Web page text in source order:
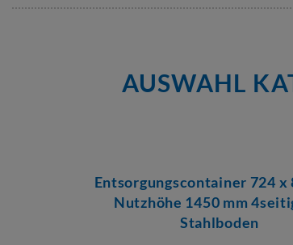
AUSWAHL
Entsorgungscontainer 724 x
Nutzhöhe 1450 mm
Stahlboden